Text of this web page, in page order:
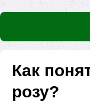
Как
розу?